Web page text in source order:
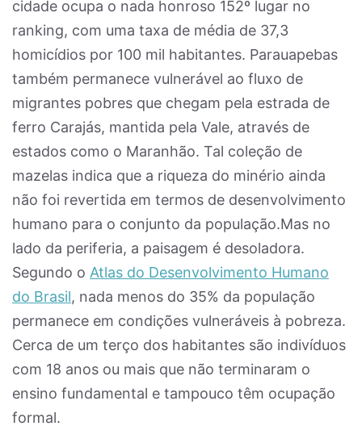
cidade ocupa o nada honroso 152º lugar no
ranking, com uma taxa de média de 37,3
homicídios por 100 mil habitantes. Parauapebas
também permanece vulnerável ao fluxo de
migrantes pobres que chegam pela estrada de
ferro Carajás, mantida pela Vale, através de
estados como o Maranhão. Tal coleção de
mazelas indica que a riqueza do minério ainda
não foi revertida em termos de desenvolvimento
humano para o conjunto da população.Mas no
lado da periferia, a paisagem é desoladora.
Segundo o Atlas do Desenvolvimento Humano
do Brasil, nada menos do 35% da população
permanece em condições vulneráveis à pobreza.
Cerca de um terço dos habitantes são indivíduos
com 18 anos ou mais que não terminaram o
ensino fundamental e tampouco têm ocupação
formal.